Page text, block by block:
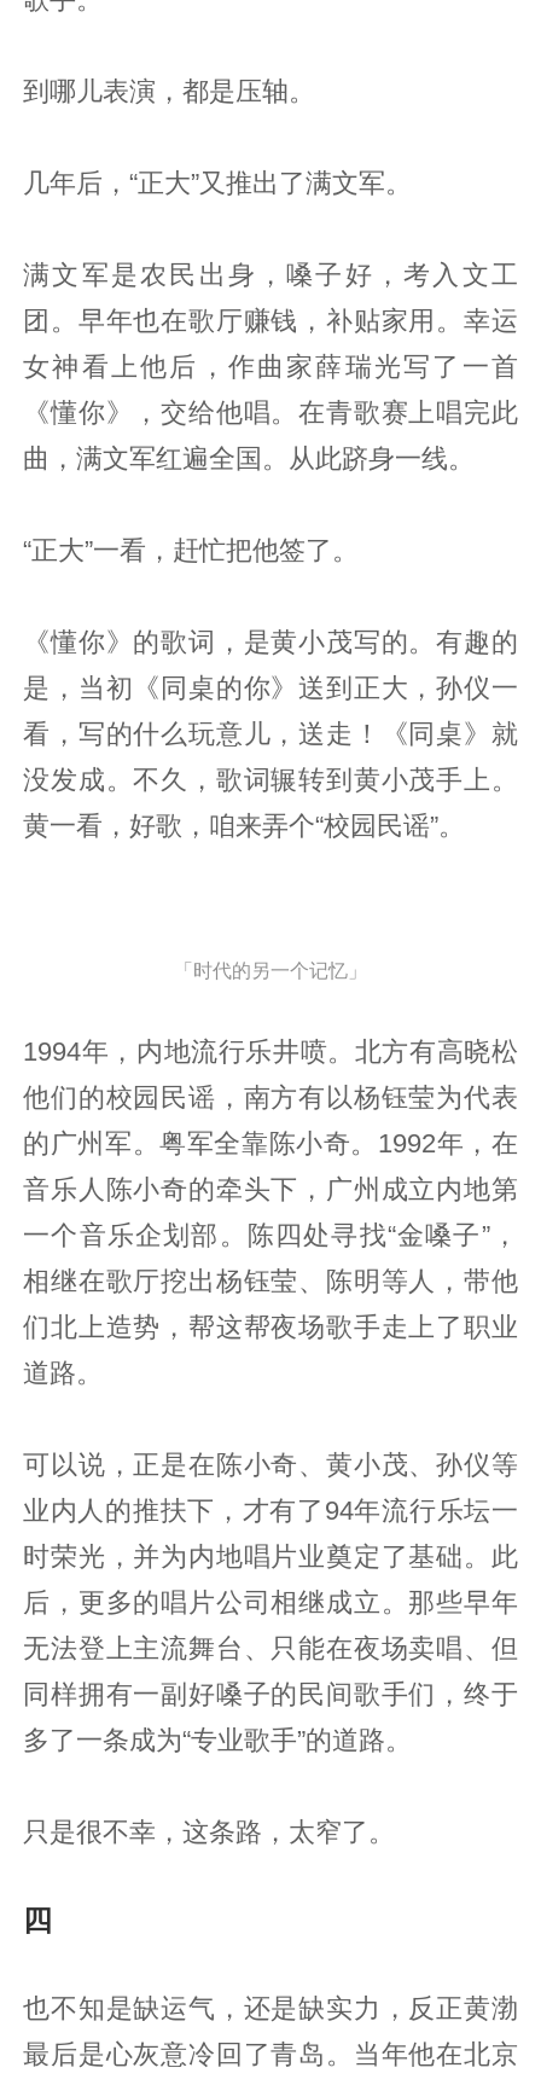
到哪儿表演，都是压轴。
几年后，“正大”又推出了满文军。
满文军是农民出身，嗓子好，考入文工
团。早年也在歌厅赚钱，补贴家用。幸运
女神看上他后，作曲家薛瑞光写了一首
《懂你》，交给他唱。在青歌赛上唱完此
曲，满文军红遍全国。从此跻身一线。
“正大”一看，赶忙把他签了。
《懂你》的歌词，是黄小茂写的。有趣的
是，当初《同桌的你》送到正大，孙仪一
看，写的什么玩意儿，送走！《同桌》就
没发成。不久，歌词辗转到黄小茂手上。
黄一看，好歌，咱来弄个“校园民谣”。
「时代的另一个记忆」
1994年，内地流行乐井喷。北方有高晓松
他们的校园民谣，南方有以杨钰莹为代表
的广州军。粤军全靠陈小奇。1992年，在
音乐人陈小奇的牵头下，广州成立内地第
一个音乐企划部。陈四处寻找“金嗓子”，
相继在歌厅挖出杨钰莹、陈明等人，带他
们北上造势，帮这帮夜场歌手走上了职业
道路。
可以说，正是在陈小奇、黄小茂、孙仪等
业内人的推扶下，才有了94年流行乐坛一
时荣光，并为内地唱片业奠定了基础。此
后，更多的唱片公司相继成立。那些早年
无法登上主流舞台、只能在夜场卖唱、但
同样拥有一副好嗓子的民间歌手们，终于
多了一条成为“专业歌手”的道路。
只是很不幸，这条路，太窄了。
四
也不知是缺运气，还是缺实力，反正黄渤
最后是心灰意冷回了青岛。当年他在北京